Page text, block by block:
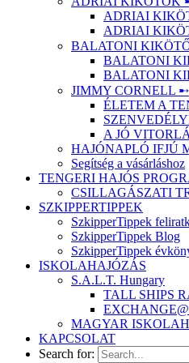
ADRIAI
ADRIAI
BALATONI
BALATONI
BALATONI
JIMMY CORNELL ➸
ÉLETEM A
A JÓ
HAJÓNAPLÓ IFJÚ
Segítség a vásárláshoz
TENGERI HAJÓS
CSILLAGÁSZATI
SZKIPPERTIPPEK
SzkipperTippek
SzkipperTippek Blog
SzkipperTippek
ISKOLAHAJÓZÁS
S.A.L.T. Hungary
TALL SHIPS
MAGYAR
KAPCSOLAT
Search for: